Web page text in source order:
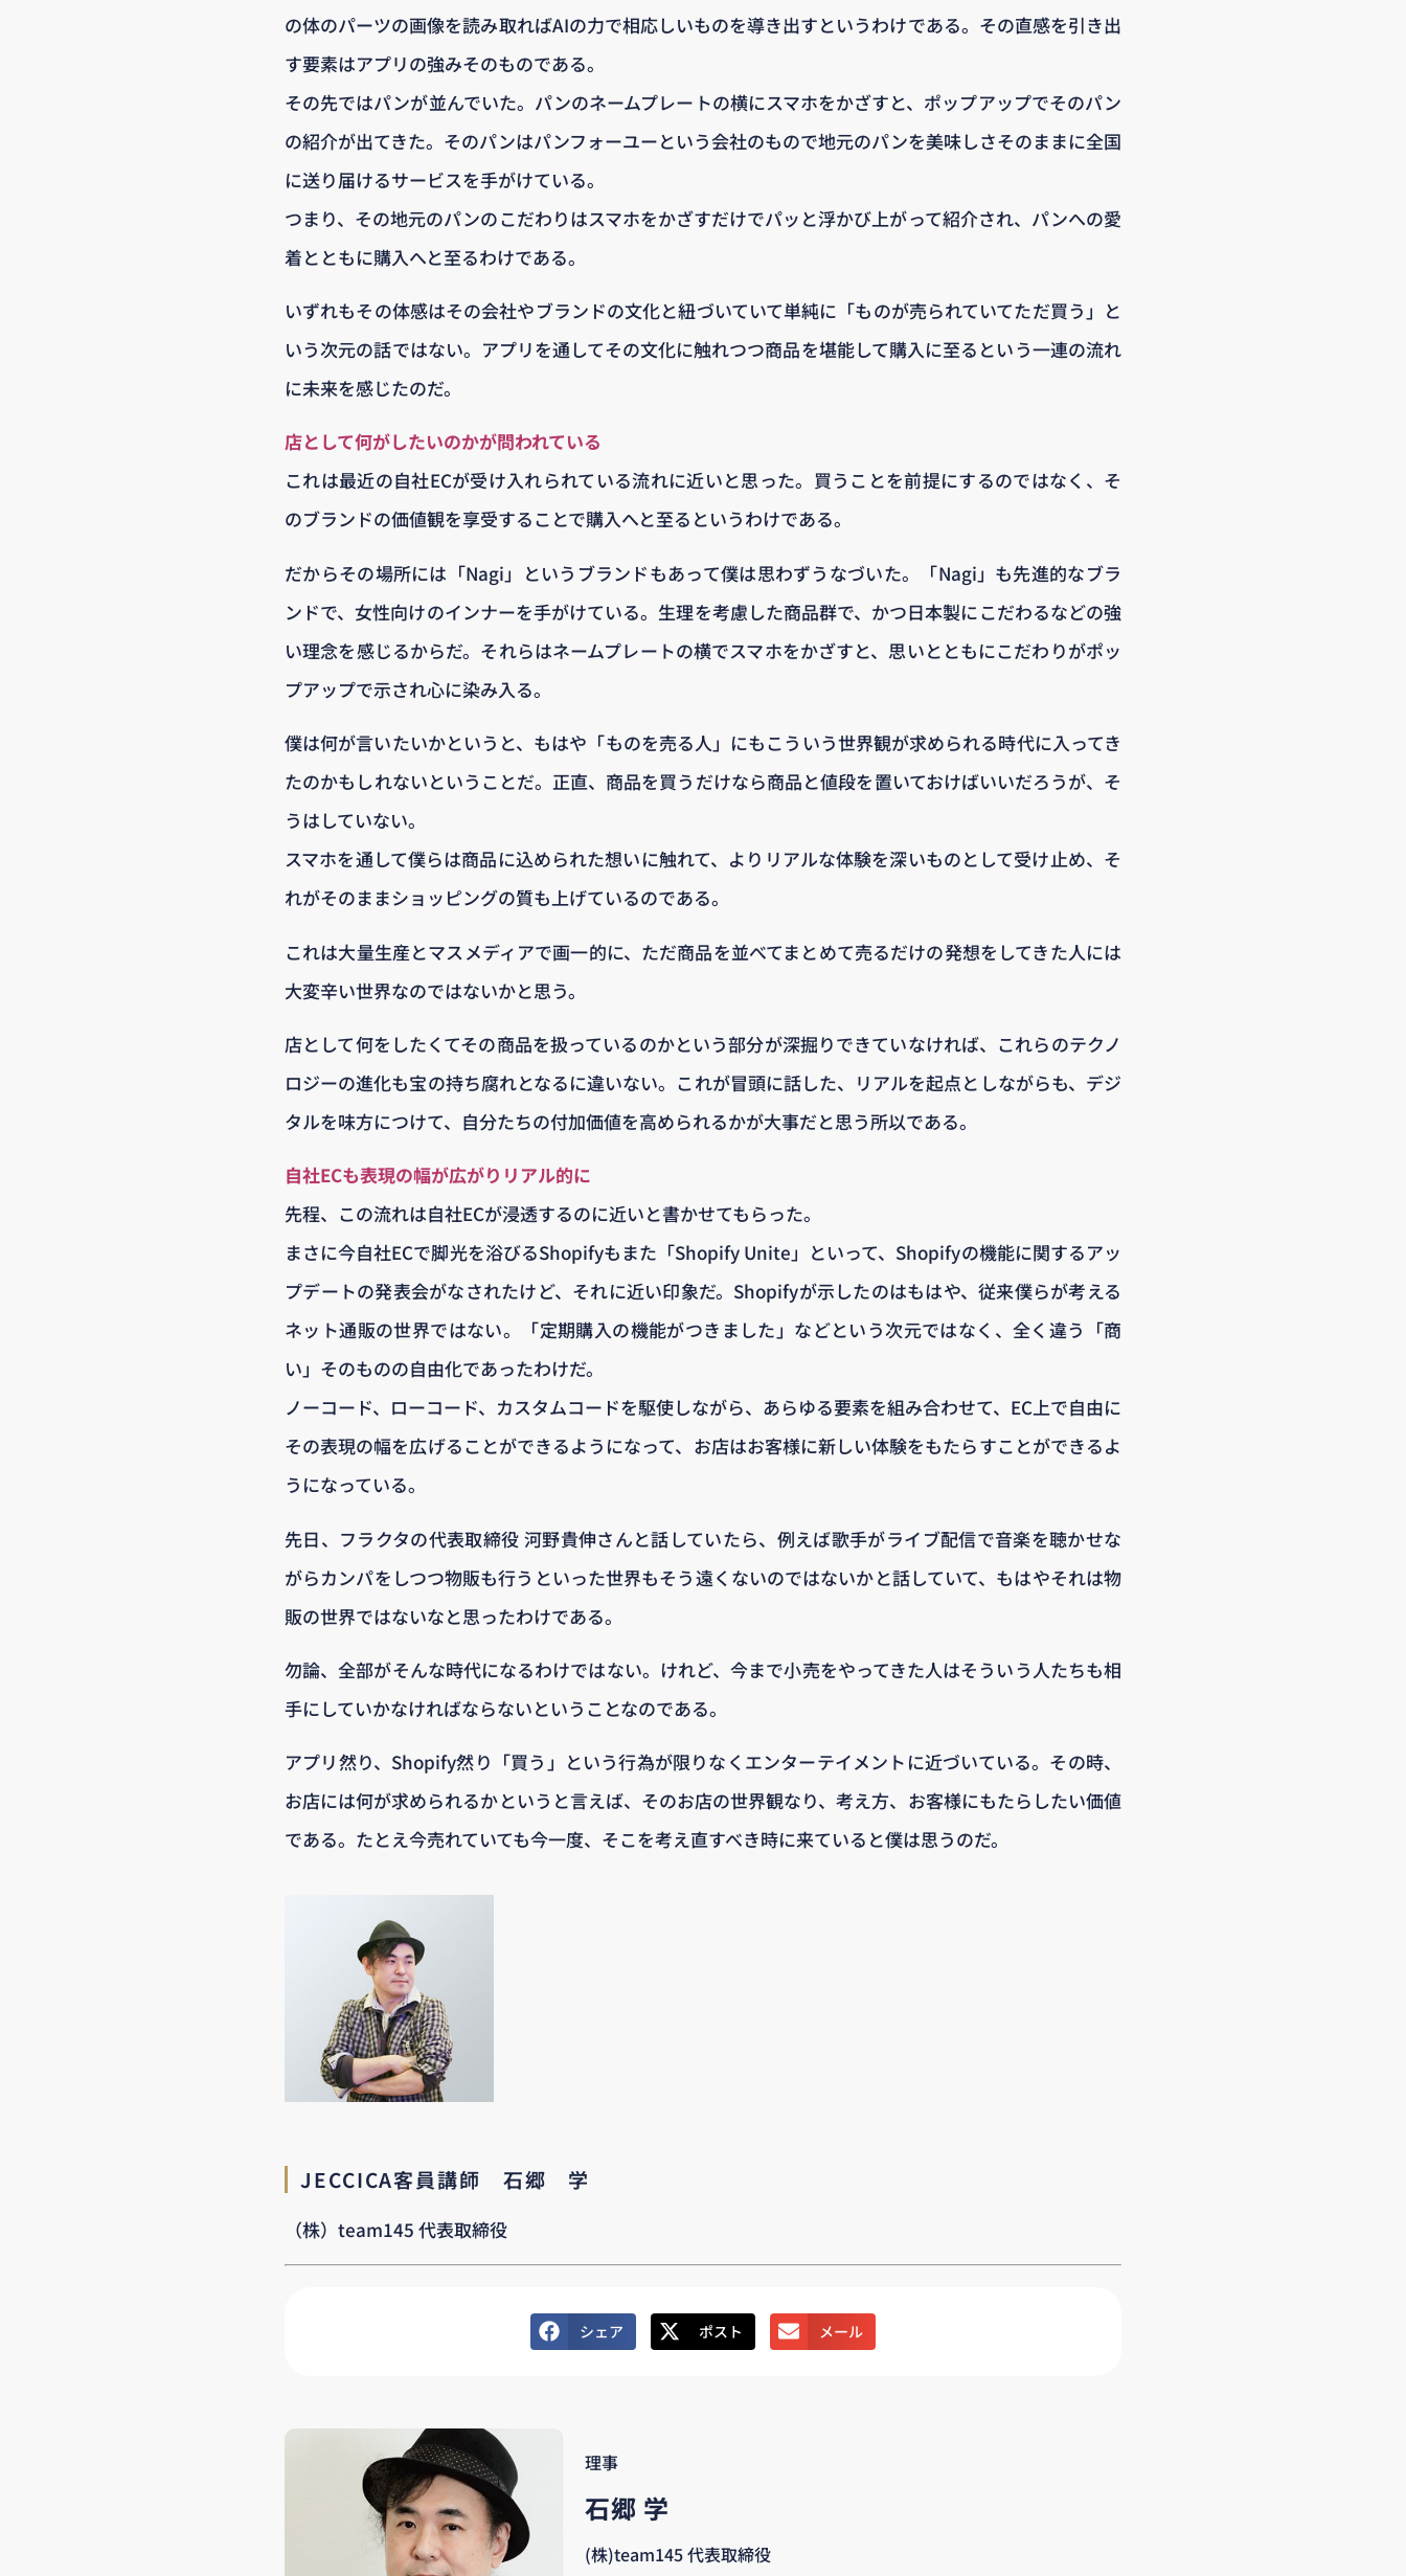
の体のパーツの画像を読み取ればAIの力で相応しいものを導き出すというわけである。その直感を引き出
す要素はアプリの強みそのものである。
その先ではパンが並んでいた。パンのネームプレートの横にスマホをかざすと、ポップアップでそのパン
の紹介が出てきた。そのパンはパンフォーユーという会社のもので地元のパンを美味しさそのままに全国
に送り届けるサービスを手がけている。
つまり、その地元のパンのこだわりはスマホをかざすだけでパッと浮かび上がって紹介され、パンへの愛
着とともに購入へと至るわけである。
いずれもその体感はその会社やブランドの文化と紐づいていて単純に「ものが売られていてただ買う」と
いう次元の話ではない。アプリを通してその文化に触れつつ商品を堪能して購入に至るという一連の流れ
に未来を感じたのだ。
店として何がしたいのかが問われている
これは最近の自社ECが受け入れられている流れに近いと思った。買うことを前提にするのではなく、そ
のブランドの価値観を享受することで購入へと至るというわけである。
だからその場所には「Nagi」というブランドもあって僕は思わずうなづいた。「Nagi」も先進的なブラ
ンドで、女性向けのインナーを手がけている。生理を考慮した商品群で、かつ日本製にこだわるなどの強
い理念を感じるからだ。それらはネームプレートの横でスマホをかざすと、思いとともにこだわりがポッ
プアップで示され心に染み入る。
僕は何が言いたいかというと、もはや「ものを売る人」にもこういう世界観が求められる時代に入ってき
たのかもしれないということだ。正直、商品を買うだけなら商品と値段を置いておけばいいだろうが、そ
うはしていない。
スマホを通して僕らは商品に込められた想いに触れて、よりリアルな体験を深いものとして受け止め、そ
れがそのままショッピングの質も上げているのである。
これは大量生産とマスメディアで画一的に、ただ商品を並べてまとめて売るだけの発想をしてきた人には
大変辛い世界なのではないかと思う。
店として何をしたくてその商品を扱っているのかという部分が深掘りできていなければ、これらのテクノ
ロジーの進化も宝の持ち腐れとなるに違いない。これが冒頭に話した、リアルを起点としながらも、デジ
タルを味方につけて、自分たちの付加価値を高められるかが大事だと思う所以である。
自社ECも表現の幅が広がりリアル的に
先程、この流れは自社ECが浸透するのに近いと書かせてもらった。
まさに今自社ECで脚光を浴びるShopifyもまた「Shopify Unite」といって、Shopifyの機能に関するアッ
プデートの発表会がなされたけど、それに近い印象だ。Shopifyが示したのはもはや、従来僕らが考える
ネット通販の世界ではない。「定期購入の機能がつきました」などという次元ではなく、全く違う「商
い」そのものの自由化であったわけだ。
ノーコード、ローコード、カスタムコードを駆使しながら、あらゆる要素を組み合わせて、EC上で自由に
その表現の幅を広げることができるようになって、お店はお客様に新しい体験をもたらすことができるよ
うになっている。
先日、フラクタの代表取締役 河野貴伸さんと話していたら、例えば歌手がライブ配信で音楽を聴かせな
がらカンパをしつつ物販も行うといった世界もそう遠くないのではないかと話していて、もはやそれは物
販の世界ではないなと思ったわけである。
勿論、全部がそんな時代になるわけではない。けれど、今まで小売をやってきた人はそういう人たちも相
手にしていかなければならないということなのである。
アプリ然り、Shopify然り「買う」という行為が限りなくエンターテイメントに近づいている。その時、
お店には何が求められるかというと言えば、そのお店の世界観なり、考え方、お客様にもたらしたい価値
である。たとえ今売れていても今一度、そこを考え直すべき時に来ていると僕は思うのだ。
JECCICA客員講師 石郷 学
（株）team145 代表取締役
シェア ポスト メール
理事
石郷 学
(株)team145 代表取締役